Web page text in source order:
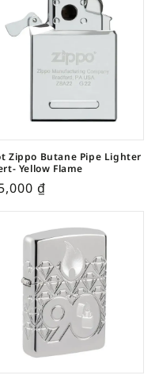
Zippo Butane Pipe Lighter
Yellow Flame
₫